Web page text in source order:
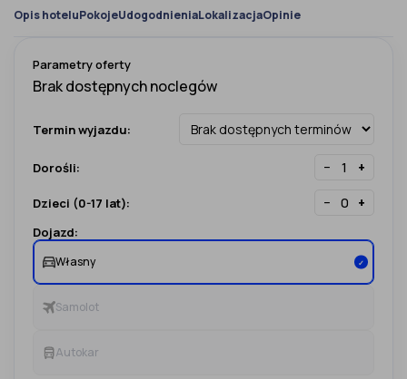
Opis hoteluPokojeUdogodnieniaLokalizacjaOpinie
Parametry oferty
Termin wyjazdu:
Dorośli: − +
Dzieci (0-17 lat): − +
Dojazd:
Własny ✓
Samolot
Autokar